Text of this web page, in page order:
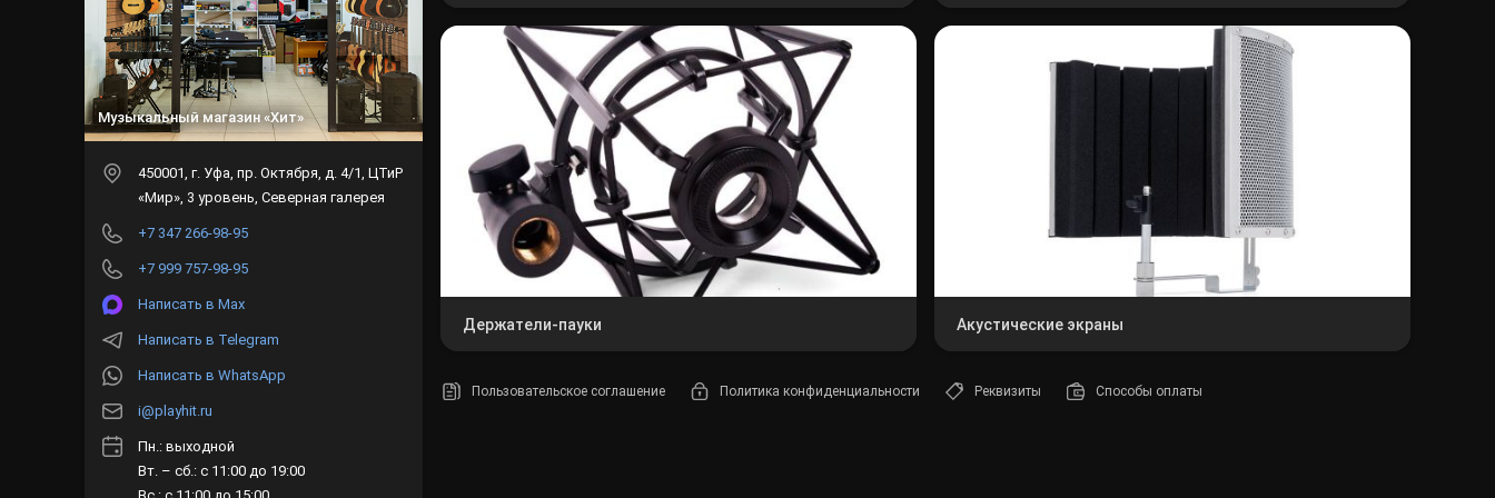
Держатели-пауки Акустические экраны
Пользовательское соглашение Политика конфиденциальности Реквизиты Способы оплаты
Лампы
Светофильтры
Стробоскопы
Зенитные прожекторы
Музыкальный магазин «Хит»
450001 , г. Уфа пр. Октября, д. 4/1, ЦТиР
«Мир», 3 уровень, Северная галерея
+7 347 266-98-95
+7 999 757-98-95
Написать в Max
Написать в Telegram
Написать в WhatsApp
i@playhit.ru
Пн.: выходной
Вт. – сб.: с 11:00 до 19:00